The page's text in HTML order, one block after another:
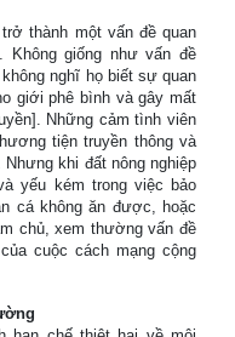
thành một vấn đề quan
Không giống như vấn đề
nghĩ họ biết sự quan
giới phê bình và gây mất
Những cảm tình viên
tiện truyền thông và
khi đất nông nghiệp
yếu kém trong việc bảo
cá không ăn được, hoặc
chủ, xem thường vấn đề
cuộc cách mạng cộng